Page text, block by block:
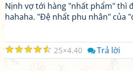
Nịnh vợ tới hàng "nhất phẩm" thì
hahaha. "Đệ nhất phu nhân" của
☆
☆
☆
☆
☆ 25 4.40 Trả lời